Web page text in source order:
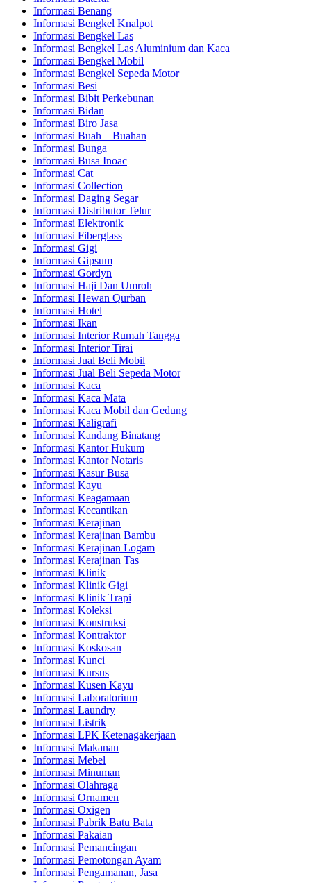
Informasi Benang
Informasi Bengkel Knalpot
Informasi Bengkel Las
Informasi Bengkel Las Aluminium dan Kaca
Informasi Bengkel Mobil
Informasi Bengkel Sepeda Motor
Informasi Besi
Informasi Bibit Perkebunan
Informasi Bidan
Informasi Biro Jasa
Informasi Buah – Buahan
Informasi Bunga
Informasi Busa Inoac
Informasi Cat
Informasi Collection
Informasi Daging Segar
Informasi Distributor Telur
Informasi Elektronik
Informasi Fiberglass
Informasi Gigi
Informasi Gipsum
Informasi Gordyn
Informasi Haji Dan Umroh
Informasi Hewan Qurban
Informasi Hotel
Informasi Ikan
Informasi Interior Rumah Tangga
Informasi Interior Tirai
Informasi Jual Beli Mobil
Informasi Jual Beli Sepeda Motor
Informasi Kaca
Informasi Kaca Mata
Informasi Kaca Mobil dan Gedung
Informasi Kaligrafi
Informasi Kandang Binatang
Informasi Kantor Hukum
Informasi Kantor Notaris
Informasi Kasur Busa
Informasi Kayu
Informasi Keagamaan
Informasi Kecantikan
Informasi Kerajinan
Informasi Kerajinan Bambu
Informasi Kerajinan Logam
Informasi Kerajinan Tas
Informasi Klinik
Informasi Klinik Gigi
Informasi Klinik Trapi
Informasi Koleksi
Informasi Konstruksi
Informasi Kontraktor
Informasi Koskosan
Informasi Kunci
Informasi Kursus
Informasi Kusen Kayu
Informasi Laboratorium
Informasi Laundry
Informasi Listrik
Informasi LPK Ketenagakerjaan
Informasi Makanan
Informasi Mebel
Informasi Minuman
Informasi Olahraga
Informasi Ornamen
Informasi Oxigen
Informasi Pabrik Batu Bata
Informasi Pakaian
Informasi Pemancingan
Informasi Pemotongan Ayam
Informasi Pengamanan, Jasa